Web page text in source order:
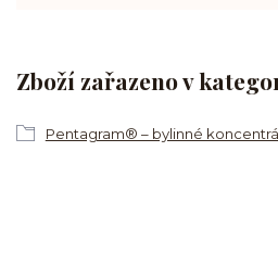
Zboží zařazeno v
Pentagram® – bylinné